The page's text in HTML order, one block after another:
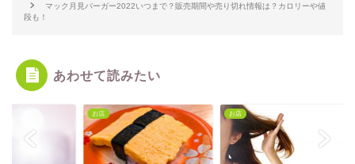
マック月見バーガー2022いつまで？販売期間や売り切れ情報は？カロリーや値
段も！
あわせて読みたい
お店 お店